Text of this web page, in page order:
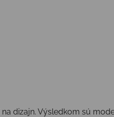
dizajn. Výsledkom sú